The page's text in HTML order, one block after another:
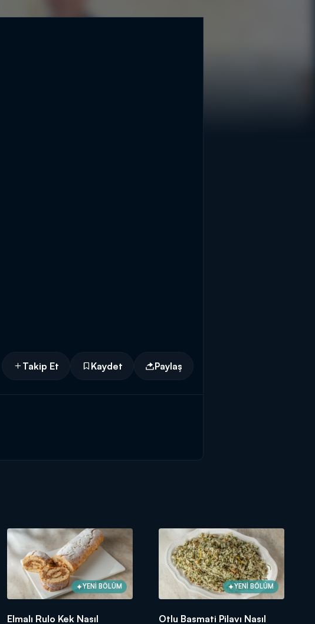
Takip Et Kaydet Paylaş
dokunuşları! Arda'nın Mutfağı
YENİ BÖLÜM
Elmalı Rulo Kek Nasıl
YENİ BÖLÜM
Otlu Basmati Pilavı Nasıl